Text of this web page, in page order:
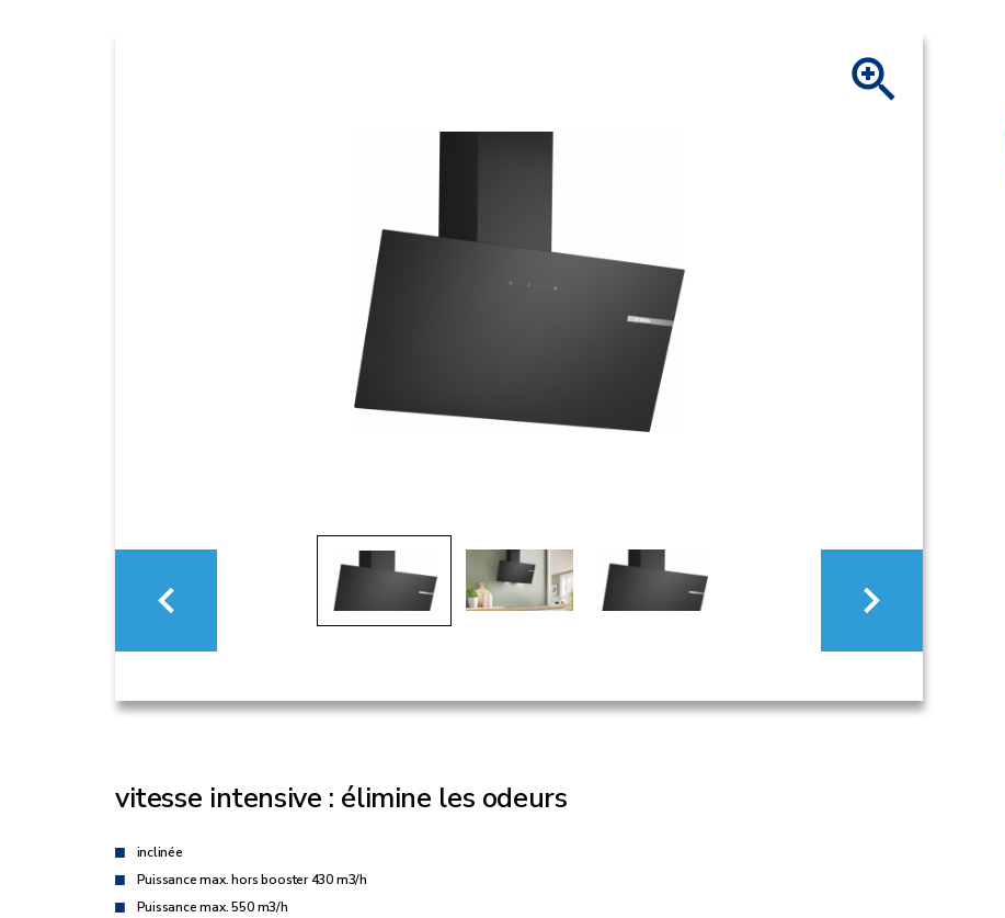
vitesse intensive : élimine les odeurs
inclinée
Puissance max. hors booster 430 m3/h
Puissance max. 550 m3/h